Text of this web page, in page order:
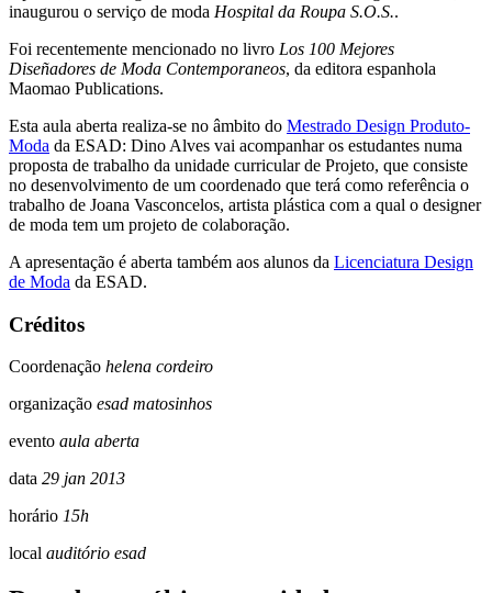
inaugurou o serviço de moda Hospital da Roupa S.O.S..
Foi recentemente mencionado no livro Los 100 Mejores
Diseñadores de Moda Contemporaneos, da editora espanhola
Maomao Publications.
Esta aula aberta realiza-se no âmbito do Mestrado Design Produto-
Moda da ESAD: Dino Alves vai acompanhar os estudantes numa
proposta de trabalho da unidade curricular de Projeto, que consiste
no desenvolvimento de um coordenado que terá como referência o
trabalho de Joana Vasconcelos, artista plástica com a qual o designer
de moda tem um projeto de colaboração.
A apresentação é aberta também aos alunos da Licenciatura Design
de Moda da ESAD.
Créditos
Coordenação helena cordeiro
organização esad matosinhos
evento aula aberta
data 29 jan 2013
horário 15h
local auditório esad